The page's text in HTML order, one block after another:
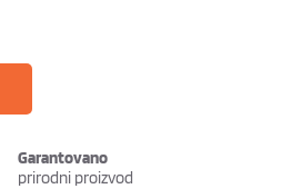
Garantovano
prirodni proizvod